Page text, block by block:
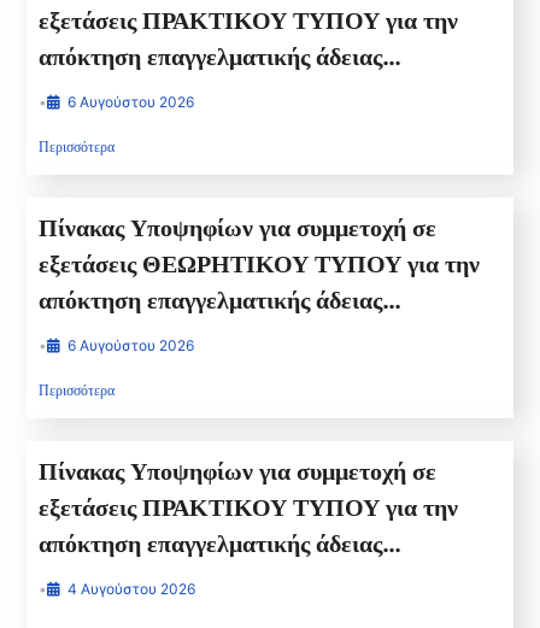
εξετάσεις ΠΡΑΚΤΙΚΟΥ ΤΥΠΟΥ για την
απόκτηση επαγγελματικής άδειας
ΑΡΧΙΤΕΧΝΙΤΗ ΥΔΡΑΥΛΙΚΟΥ για την
• 6 Αυγούστου 2026
Περισσότερα
Πίνακας Υποψηφίων για συμμετοχή σε
εξετάσεις ΘΕΩΡΗΤΙΚΟΥ ΤΥΠΟΥ για την
απόκτηση επαγγελματικής άδειας
ΑΡΧΙΤΕΧΝΙΤΗ ΥΔΡΑΥΛΙΚΟΥ για
• 6 Αυγούστου 2026
Περισσότερα
Πίνακας Υποψηφίων για συμμετοχή σε
εξετάσεις ΠΡΑΚΤΙΚΟΥ ΤΥΠΟΥ για την
απόκτηση επαγγελματικής άδειας
ΑΡΧΙΤΕΧΝΙΤΗ ΥΔΡΑΥΛΙΚΟΥ για την
• 4 Αυγούστου 2026